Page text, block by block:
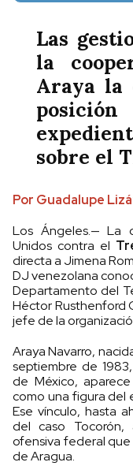
Las
la
Araya la
sobre el
Por Guadalupe
Los Ángeles.— La
Unidos contra el
directa a Jimena
DJ venezolana
Departamento del
Héctor Rusthenford
jefe de la
Araya Navarro,
septiembre de
de México,
como una figura del
Ese vínculo, hasta
del caso
ofensiva federal
de Aragua.